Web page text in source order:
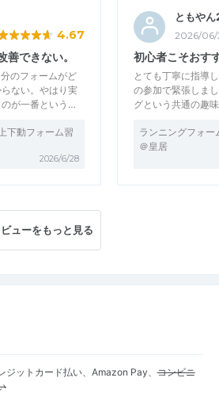
4.67
善できない。
のフォームがど
ない。やはり実
が一番という…
下動フォーム習
2026/6/28
ともや
2026/06/
初心者こそおす
とても丁寧に指導
の参加で緊張しま
グという共通の趣
ランニングフォー
＠皇居
ビューをもっと見る
ジットカード払い、Amazon Pay、コンビニ